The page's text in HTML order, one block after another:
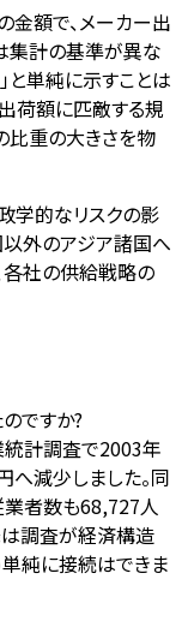
金額で、メーカー出
集計の基準が異な
と単純に示すことは
荷額に匹敵する規
比重の大きさを物
学的なリスクの影
以外のアジア諸国へ
各社の供給戦略の
ですか?
計調査で2003年
減少しました。同
業者数も68,727人
は調査が経済構造
純に接続はできま